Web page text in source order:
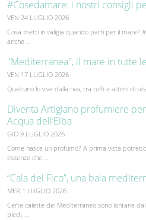
#Cosedamare: i nostri consigli
VEN 24 LUGLIO 2026
Cosa metti in valigia quando parti per il mare?
anche …
"Mediterranea", il mare in tutte
VEN 17 LUGLIO 2026
Qualcuno lo vive dalla riva, tra tuffi e attimi di
Diventa Artigiano profumiere
Acqua dell’Elba
GIO 9 LUGLIO 2026
Come nasce un profumo? A prima vista
essenze che …
“Cala del Fico”, una baia
MER 1 LUGLIO 2026
Certe calette del Mediterraneo sono lontane
piedi, …